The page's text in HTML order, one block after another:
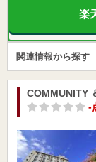
楽
関連情報から探す
COMMUNITY
-